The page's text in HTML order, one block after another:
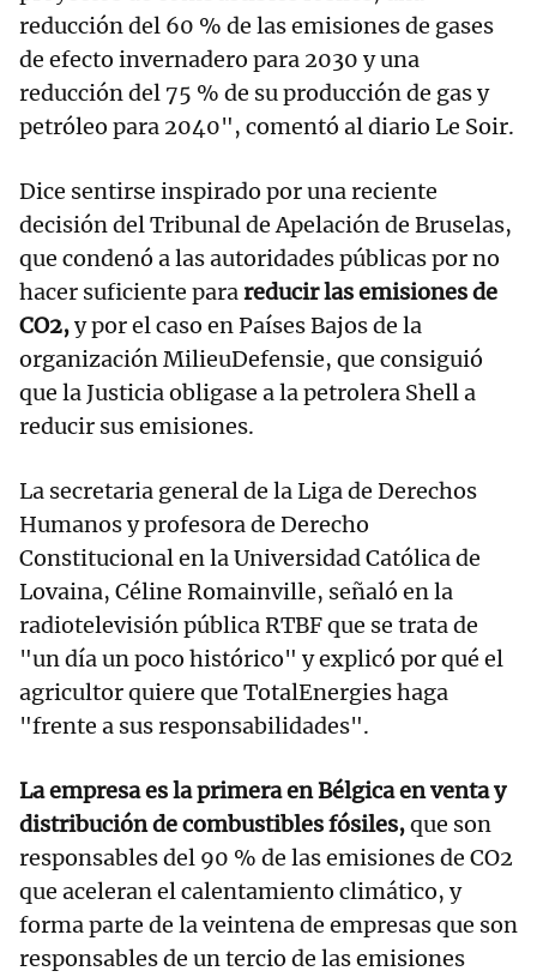
reducción del 60 % de las emisiones de gases
de efecto invernadero para 2030 y una
reducción del 75 % de su producción de gas y
petróleo para 2040", comentó al diario Le Soir.
Dice sentirse inspirado por una reciente
decisión del Tribunal de Apelación de Bruselas,
que condenó a las autoridades públicas por no
hacer suficiente parareducir las emisiones de
CO2,y por el caso en Países Bajos de la
organización MilieuDefensie, que consiguió
que la Justicia obligase a la petrolera Shell a
reducir sus emisiones.
La secretaria general de la Liga de Derechos
Humanos y profesora de Derecho
Constitucional en la Universidad Católica de
Lovaina, Céline Romainville, señaló en la
radiotelevisión pública RTBF que se trata de
"un día un poco histórico" y explicó por qué el
agricultor quiere que TotalEnergies haga
"frente a sus responsabilidades".
La empresa es la primera en Bélgica en venta y
distribución de combustibles fósiles,que son
responsables del 90 % de las emisiones de CO2
que aceleran el calentamiento climático, y
forma parte de la veintena de empresas que son
responsables de un tercio de las emisiones